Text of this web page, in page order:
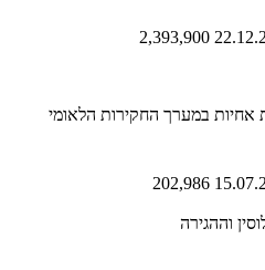
אחיות במערך החקירות הלאומי
וההגירה